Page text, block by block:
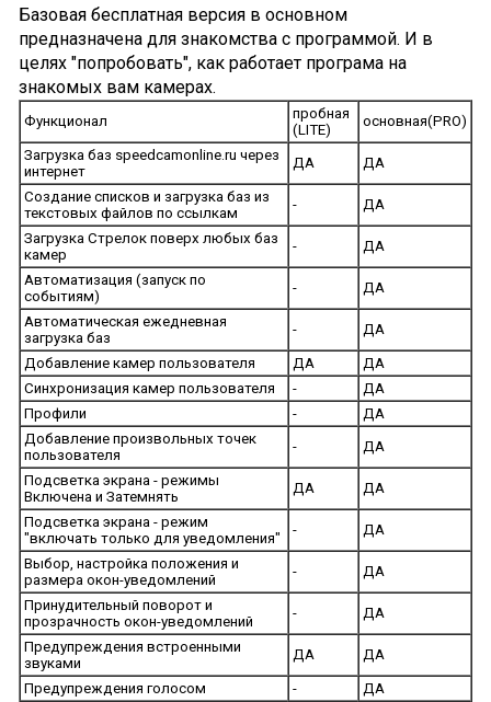
Базовая бесплатная версия в основном
предназначена для знакомства с программой. И в
целях "попробовать", как работает програма на
знакомых вам камерах.
Функционал
пробная
(LITE)
основная(PRO)
Загрузка баз speedcamonline.ru через
интернет
ДА ДА
Создание списков и загрузка баз из
текстовых файлов по ссылкам
- ДА
Загрузка Стрелок поверх любых баз
камер
- ДА
Автоматизация (запуск по
событиям)
- ДА
Автоматическая ежедневная
загрузка баз
- ДА
Добавление камер пользователя ДА
ДА
Синхронизация камер пользователя
-
ДА
Профили
-
ДА
Добавление произвольных точек
пользователя
- ДА
Подсветка экрана - режимы
Включена и Затемнять
ДА ДА
Подсветка экрана - режим
"включать только для уведомления"
- ДА
Выбор, настройка положения и
размера окон-уведомлений
- ДА
Принудительный поворот и
прозрачность окон-уведомлений
- ДА
Предупреждения встроенными
звуками
ДА ДА
Предупреждения голосом - ДА